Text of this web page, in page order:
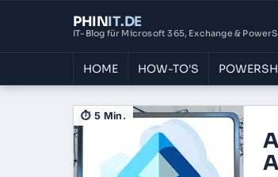
PHINIT.DE
IT-Blog für Microsoft 365, Exchange &
HOME HOW-TO'S
⏱ 5 Min.